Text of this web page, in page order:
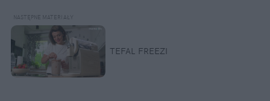
TEFAL FREEZI